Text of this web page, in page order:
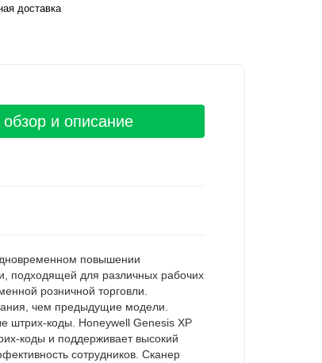
доставка
и описание
повышении
подходящей для различных рабочих
розничной торговли.
чем предыдущие модели.
штрих-коды. Honeywell Genesis XP
коды и поддерживает высокий
сотрудников. Сканер